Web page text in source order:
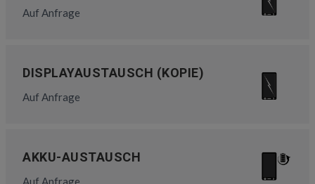
Auf Anfrage
DISPLAYAUSTAUSCH (KOPIE)
Auf Anfrage
AKKU-AUSTAUSCH
Auf Anfrage